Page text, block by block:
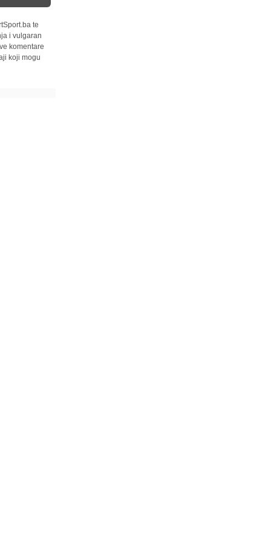
te
i vulgaran
komentare
koji mogu